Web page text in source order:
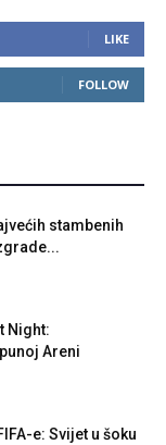
LIKE
FOLLOW
stambenih
Night:
Areni
e: Svijet u šoku